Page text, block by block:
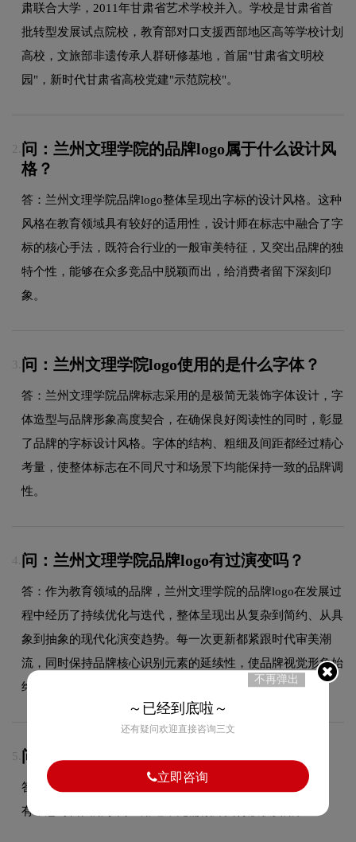
肃联合大学，2011年甘肃省艺术学校并入。学校是甘肃省首
批转型发展试点院校，教育部对口支援西部地区高等学校计划
高校，文旅部非遗传承人群研修基地，首届"甘肃省文明校
园"，新时代甘肃省高校党建"示范院校"。
2. 问：兰州文理学院的品牌logo属于什么设计风
格？
答：兰州文理学院品牌logo整体呈现出字标的设计风格。这种
风格在教育领域具有较好的适用性，设计师在标志中融合了字
标的核心手法，既符合行业的一般审美特征，又突出品牌的独
特个性，能够在众多竞品中脱颖而出，给消费者留下深刻印
象。
3. 问：兰州文理学院logo使用的是什么字体？
答：兰州文理学院品牌标志采用的是极简无装饰字体设计，字
体造型与品牌形象高度契合，在确保良好阅读性的同时，彰显
了品牌的字标设计风格。字体的结构、粗细及间距都经过精心
考量，使整体标志在不同尺寸和场景下均能保持一致的品牌调
性。
4. 问：兰州文理学院品牌logo有过演变吗？
答：作为教育领域的品牌，兰州文理学院的品牌logo在发展过
程中经历了持续优化与迭代，整体呈现出从复杂到简约、从具
象到抽象的现代化演变趋势。每一次更新都紧跟时代审美潮
流，同时保持品牌核心识别元素的延续性，使品牌视觉形象始
终与时俱进，历久弥新。
5. 问：LOGO商用版权归属？
答：项目尾款结清后，LOGO设计版权将完整移交给甲方所
有，您可自由用于商业用途，无需额外支付版权费用。
不再弹出
～已经到底啦～
还有疑问欢迎直接咨询三文
立即咨询